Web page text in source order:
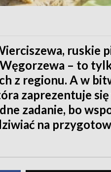
ruskie
– to
z regionu. A w
zaprezentuje
zadanie, bo
na